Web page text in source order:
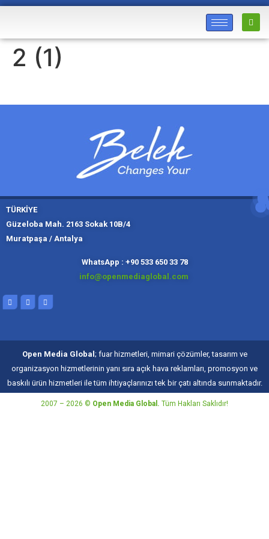
2 (1)
TÜRKİYE
Güzeloba Mah. 2163 Sokak 10B/4
Muratpaşa / Antalya
WhatsApp : +90 533 650 33 78
info@openmediaglobal.com
Open Media Global ; fuar hizmetleri, mimari çözümler, tasarım ve
organizasyon hizmetlerinin yanı sıra açık hava reklamları, promosyon ve
baskılı ürün hizmetleri ile tüm ihtiyaçlarınızı tek bir çatı altında sunmaktadır.
2007 – 2026 © Open Media Global. Tüm Hakları Saklıdır!